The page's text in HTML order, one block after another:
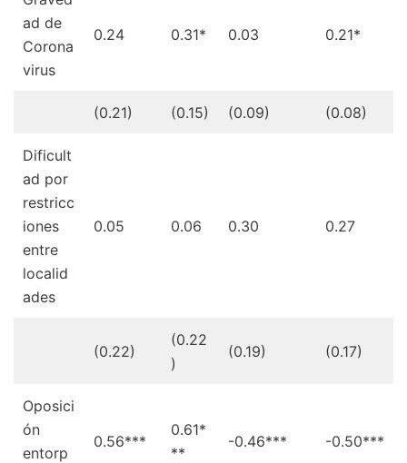
ad de
Corona
virus
0.24 0.31* 0.03 0.21*
(0.21) (0.15) (0.09) (0.08)
Dificult
ad por
restricc
iones
entre
localid
ades
0.05 0.06 0.30 0.27
(0.22)
(0.22
)
(0.19) (0.17)
Oposici
ón
entorp
0.56***
0.61*
**
-0.46*** -0.50***